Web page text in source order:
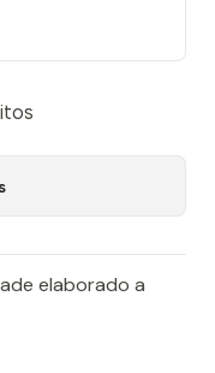
elaborado a